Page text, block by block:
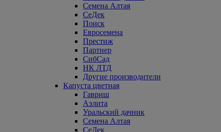
Семена Алтая
СеДек
Поиск
Евросемена
Престиж
Партнер
СибСад
НК ЛТД
Другие производители
Капуста цветная
Гавриш
Аэлита
Уральский дачник
Семена Алтая
СеДек